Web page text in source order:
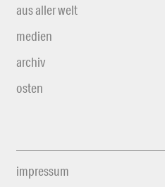
aus aller welt
medien
archiv
osten
impressum